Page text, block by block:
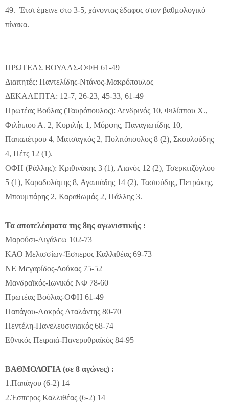
49. Έτσι έμεινε στο 3-5, χάνοντας έδαφος στον βαθμολογικό
πίνακα.
ΠΡΩΤΕΑΣ ΒΟΥΛΑΣ-ΟΦΗ 61-49
Διαιτητές: Παντελίδης-Ντάνος-Μακρόπουλος
ΔΕΚΑΛΕΠΤΑ: 12-7, 26-23, 45-33, 61-49
Πρωτέας Βούλας (Ταυρόπουλος): Δενδρινός 10, Φιλίππου Χ.,
Φιλίππου Α. 2, Κυριλής 1, Μόρφης, Παναγιωτίδης 10,
Παπαπέτρου 4, Ματσαγκός 2, Πολιτόπουλος 8 (2), Σκουλούδης
4, Πέτς 12 (1).
ΟΦΗ (Ράλλης): Κριθινάκης 3 (1), Λιανός 12 (2), Τσερκιτζόγλου
5 (1), Καραδολάμης 8, Αγαπιάδης 14 (2), Τασιούδης, Πετράκης,
Μπουμπάρης 2, Καραθωμάς 2, Πάλλης 3.
Τα αποτελέσματα της 8ης αγωνιστικής :
Μαρούσι-Αιγάλεω 102-73
ΚΑΟ Μελισσίων-Έσπερος Καλλιθέας 69-73
ΝΕ Μεγαρίδος-Δούκας 75-52
Μανδραϊκός-Ιωνικός ΝΦ 78-60
Πρωτέας Βούλας-ΟΦΗ 61-49
Παπάγου-Λοκρός Αταλάντης 80-70
Πεντέλη-Πανελευσινιακός 68-74
Εθνικός Πειραιά-Πανερυθραϊκός 84-95
ΒΑΘΜΟΛΟΓΙΑ (σε 8 αγώνες) :
1.Παπάγου (6-2) 14
2.Έσπερος Καλλιθέας (6-2) 14